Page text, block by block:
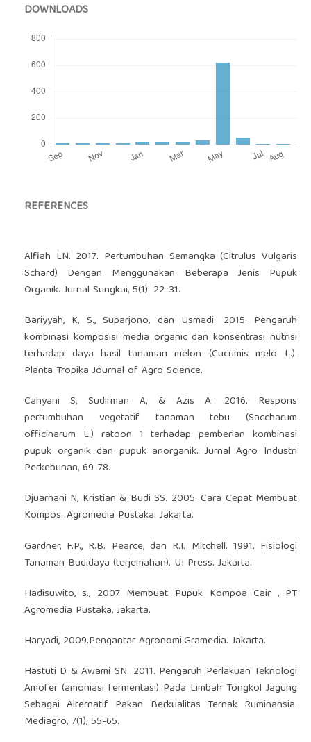
DOWNLOADS
REFERENCES
Alfiah LN. 2017. Pertumbuhan Semangka (Citrulus Vulgaris
Schard) Dengan Menggunakan Beberapa Jenis Pupuk
Organik. Jurnal Sungkai, 5(1): 22-31.
Bariyyah, K, S., Suparjono, dan Usmadi. 2015. Pengaruh
kombinasi komposisi media organic dan konsentrasi nutrisi
terhadap daya hasil tanaman melon (Cucumis melo L.).
Planta Tropika Journal of Agro Science.
Cahyani S, Sudirman A, & Azis A. 2016. Respons
pertumbuhan vegetatif tanaman tebu (Saccharum
officinarum L.) ratoon 1 terhadap pemberian kombinasi
pupuk organik dan pupuk anorganik. Jurnal Agro Industri
Perkebunan, 69-78.
Djuarnani N, Kristian & Budi SS. 2005. Cara Cepat Membuat
Kompos. Agromedia Pustaka. Jakarta.
Gardner, F.P., R.B. Pearce, dan R.I. Mitchell. 1991. Fisiologi
Tanaman Budidaya (terjemahan). UI Press. Jakarta.
Hadisuwito, s., 2007 Membuat Pupuk Kompoa Cair , PT
Agromedia Pustaka, Jakarta.
Haryadi, 2009.Pengantar Agronomi.Gramedia. Jakarta.
Hastuti D & Awami SN. 2011. Pengaruh Perlakuan Teknologi
Amofer (amoniasi fermentasi) Pada Limbah Tongkol Jagung
Sebagai Alternatif Pakan Berkualitas Ternak Ruminansia.
Mediagro, 7(1), 55-65.